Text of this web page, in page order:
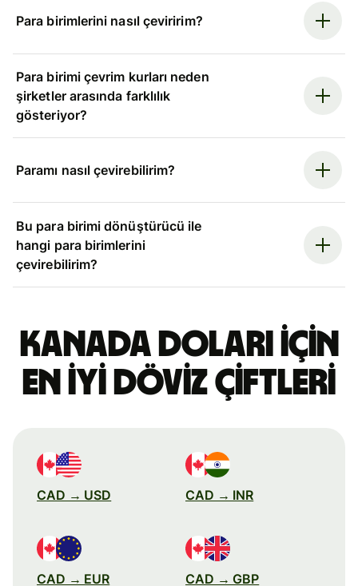
Para birimlerini nasıl çeviririm?
Para birimi çevrim kurları neden
şirketler arasında farklılık
gösteriyor?
Paramı nasıl çevirebilirim?
Bu para birimi dönüştürücü ile
hangi para birimlerini
çevirebilirim?
Kanada doları için
en iyi döviz çiftleri
CAD → USD CAD → INR
CAD → EUR CAD → GBP